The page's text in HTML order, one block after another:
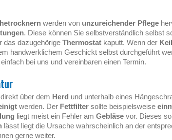
werden von unzureichender Pflege
. Diese können Sie selbstverständlich selbst
das dazugehörige Thermostat kaputt. Wenn der
handwerklichem Geschickt selbst durchgeführt
bei uns und vereinbaren einen Termin.
über dem Herd und unterhalb eines
werden. Der Fettfilter sollte beispielsweise
liegt meist ein Fehler am Gebläse vor. Dieses
lässt liegt die Ursache wahrscheinlich an der
gerne weiter.